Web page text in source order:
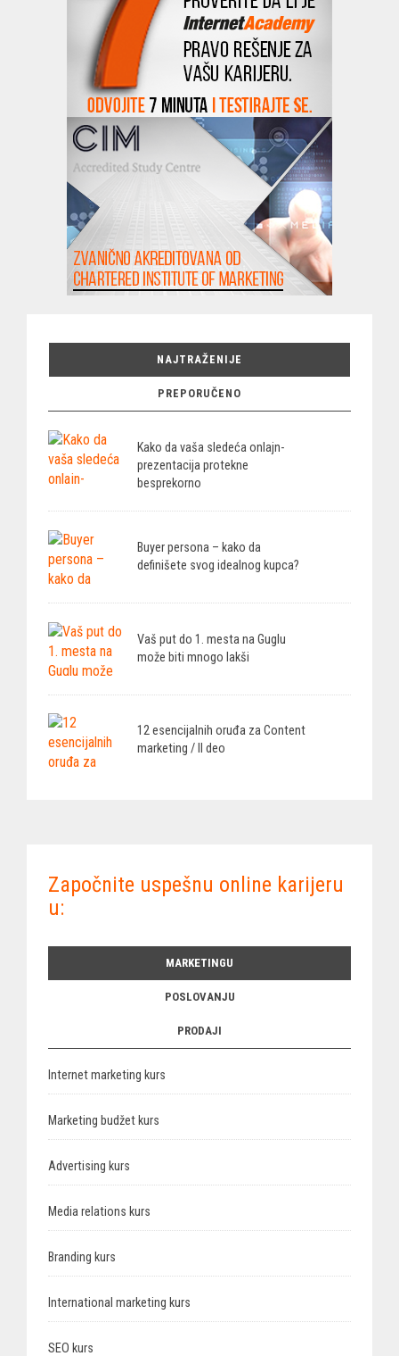
NAJTRAŽENIJE
PREPORUČENO
Kako da vaša sledeća onlajn-
prezentacija protekne
besprekorno
Buyer persona – kako da
definišete svog idealnog kupca?
Vaš put do 1. mesta na Guglu
može biti mnogo lakši
12 esencijalnih oruđa za Content
marketing / II deo
Započnite uspešnu online karijeru
u:
MARKETINGU
POSLOVANJU
PRODAJI
Internet marketing kurs
Marketing budžet kurs
Advertising kurs
Media relations kurs
Branding kurs
International marketing kurs
SEO kurs